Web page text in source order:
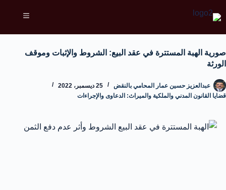
صورية الهبة المستترة في عقد البيع: الشروط والإثبات وموقف
الورثة
عبدالعزيز حسين عمار المحامي بالنقض
25 ديسمبر، 2022
قضايا القانون المدني والملكية والميراث: الدعاوى والإجراءات